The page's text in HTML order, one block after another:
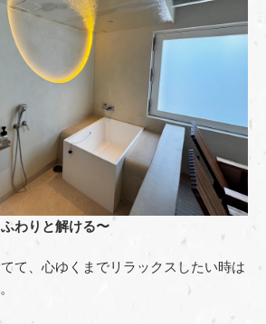
わりと解ける〜
て、心ゆくまでリラックスしたい時は